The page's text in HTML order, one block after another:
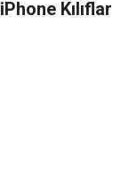
iPhone Kılıflar